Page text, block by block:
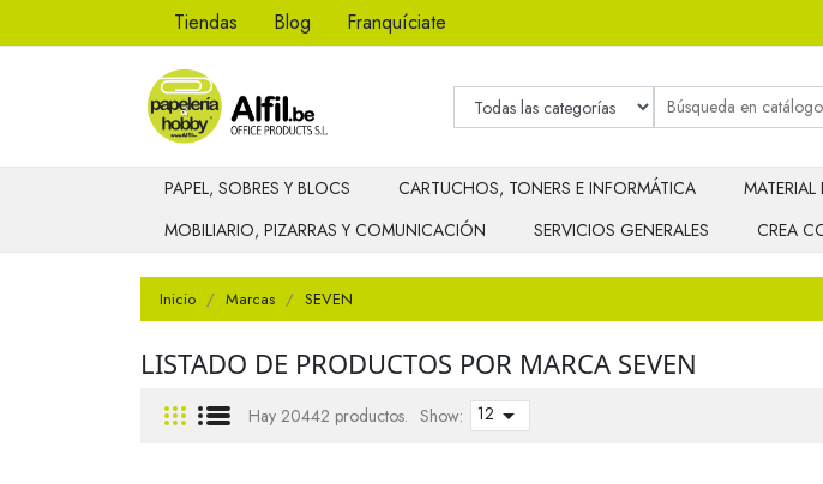
Tiendas Blog Franquíciate
PAPEL, SOBRES Y BLOCS CARTUCHOS, TONERS E INFORMÁTICA
MOBILIARIO, PIZARRAS Y COMUNICACIÓN
SERVICIOS GENERALES CREA
Inicio Marcas SEVEN
LISTADO DE PRODUCTOS POR MARCA SEVEN
Hay 20442 productos. Show: 12 